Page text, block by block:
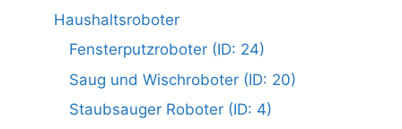
Haushaltsroboter
Fensterputzroboter (ID: 24)
Saug und Wischroboter (ID: 20)
Staubsauger Roboter (ID: 4)